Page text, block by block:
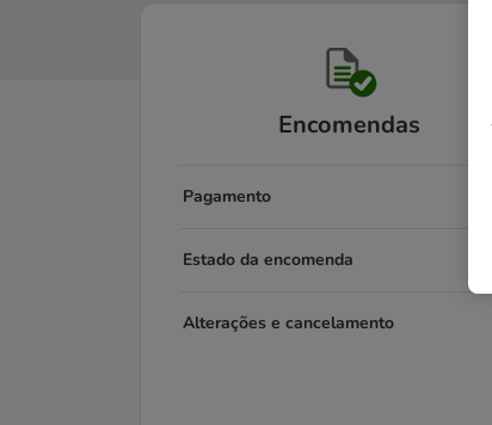
Encomendas
Pagamento
Estado da encomenda
Alterações e cancelamento